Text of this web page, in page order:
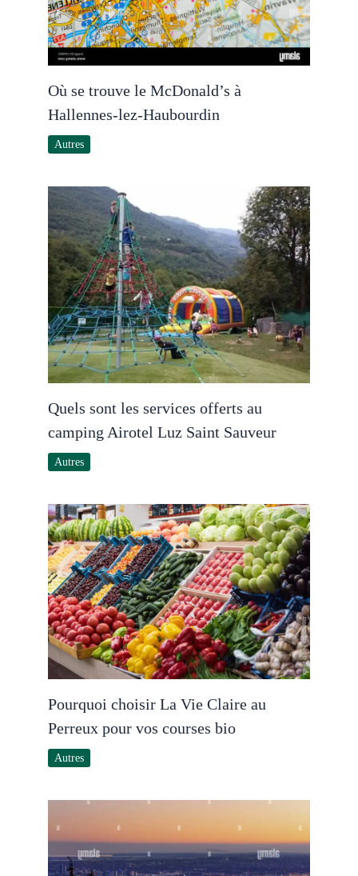
Où se trouve le McDonald’s à
Hallennes-lez-Haubourdin
Autres
Quels sont les services offerts au
camping Airotel Luz Saint Sauveur
Autres
Pourquoi choisir La Vie Claire au
Perreux pour vos courses bio
Autres